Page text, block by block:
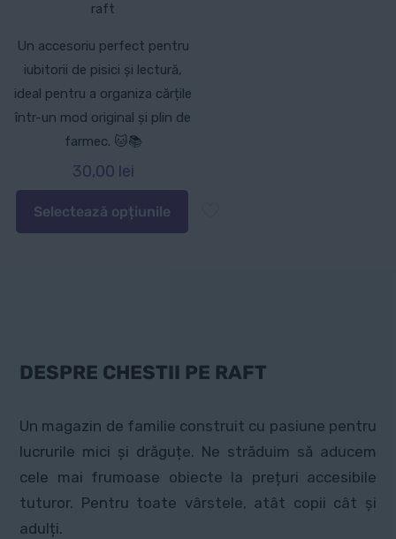
raft
Un accesoriu perfect pentru
iubitorii de pisici și lectură,
ideal pentru a organiza cărțile
într-un mod original și plin de
farmec. 🐱📚
30,00 lei
Selectează opțiunile
Acest
Opțiunile
alese
în
pagina
produsului.
DESPRE CHESTII PE RAFT
Un magazin de familie construit cu pasiune pentru
lucrurile mici și drăguțe. Ne străduim să aducem
cele mai frumoase obiecte la prețuri accesibile
tuturor. Pentru toate vârstele, atât copii cât și
adulți.